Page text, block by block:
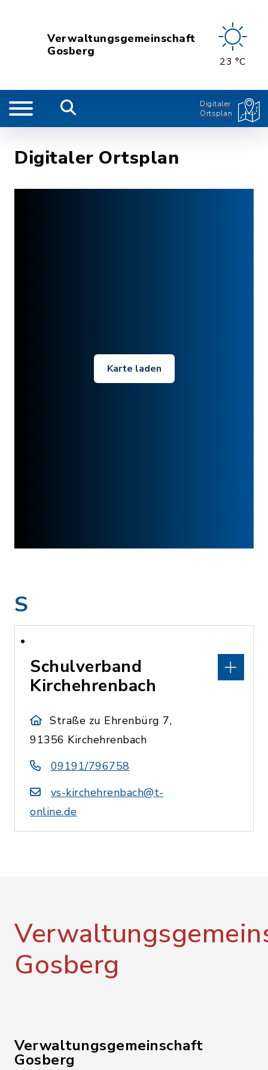
Verwaltungsgemeinschaft
Gosberg
23 °C
Digitaler
Ortsplan
Digitaler Ortsplan
Karte laden
S
Schulverband
Kirchehrenbach
Straße zu Ehrenbürg 7,
91356 Kirchehrenbach
09191/796758
vs-kirchehrenbach@t-
online.de
Gosberg
Verwaltungsgemeinschaft
Gosberg